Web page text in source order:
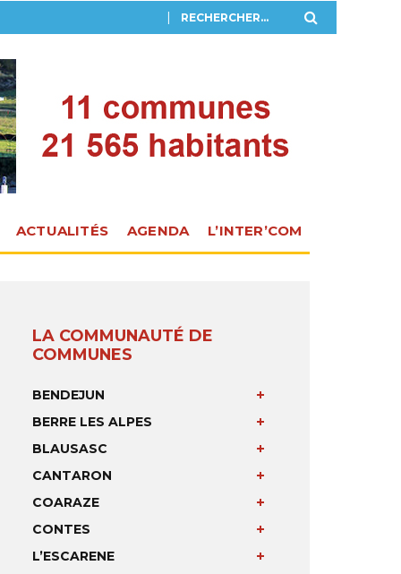
ACTUALITÉS AGENDA L’INTER’COM
LA COMMUNAUTÉ DE
COMMUNES
BENDEJUN
BERRE LES ALPES
BLAUSASC
CANTARON
COARAZE
CONTES
L’ESCARENE